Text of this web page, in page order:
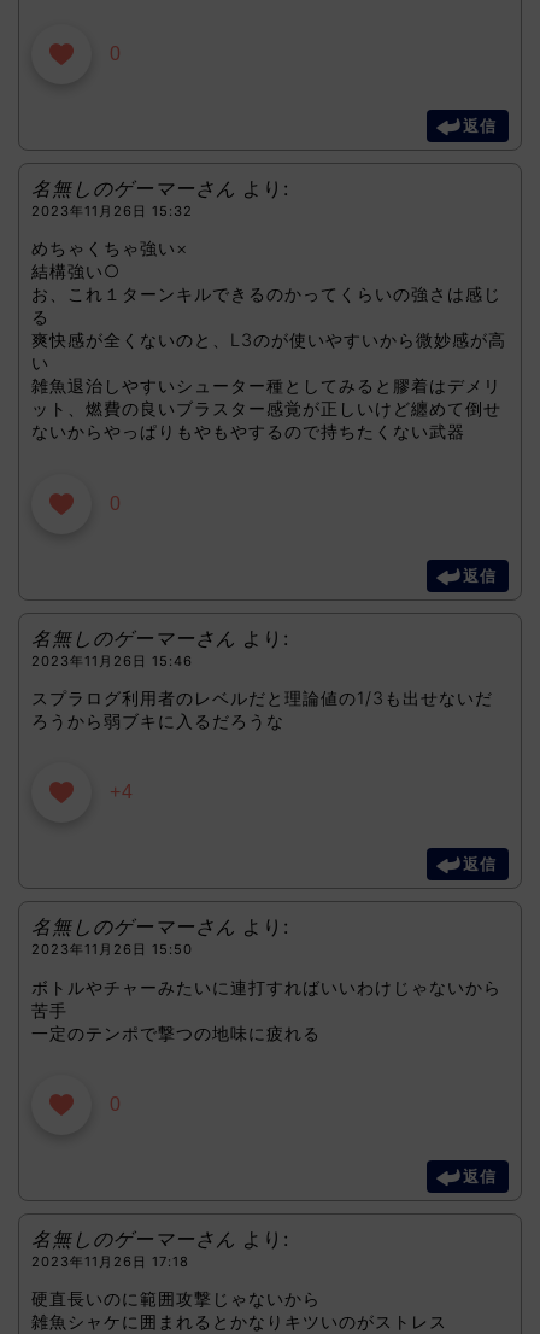
0
返信
名無しのゲーマーさん より:
2023年11月26日 15:32
めちゃくちゃ強い×
結構強い○
お、これ１ターンキルできるのかってくらいの強さは感じ
る
爽快感が全くないのと、L3のが使いやすいから微妙感が高
い
雑魚退治しやすいシューター種としてみると膠着はデメリ
ット、燃費の良いブラスター感覚が正しいけど纏めて倒せ
ないからやっぱりもやもやするので持ちたくない武器
0
返信
名無しのゲーマーさん より:
2023年11月26日 15:46
スプラログ利用者のレベルだと理論値の1/3も出せないだ
ろうから弱ブキに入るだろうな
+4
返信
名無しのゲーマーさん より:
2023年11月26日 15:50
ボトルやチャーみたいに連打すればいいわけじゃないから
苦手
一定のテンポで撃つの地味に疲れる
0
返信
名無しのゲーマーさん より:
2023年11月26日 17:18
硬直長いのに範囲攻撃じゃないから
雑魚シャケに囲まれるとかなりキツいのがストレス